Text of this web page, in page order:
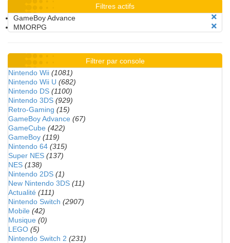
Filtres actifs
GameBoy Advance
MMORPG
Filtrer par console
Nintendo Wii (1081)
Nintendo Wii U (682)
Nintendo DS (1100)
Nintendo 3DS (929)
Retro-Gaming (15)
GameBoy Advance (67)
GameCube (422)
GameBoy (119)
Nintendo 64 (315)
Super NES (137)
NES (138)
Nintendo 2DS (1)
New Nintendo 3DS (11)
Actualité (111)
Nintendo Switch (2907)
Mobile (42)
Musique (0)
LEGO (5)
Nintendo Switch 2 (231)